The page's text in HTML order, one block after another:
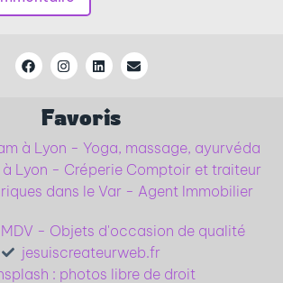
Favoris
à Lyon - Yoga, massage, ayurvéda
Lyon - Créperie Comptoir et traiteur
dans le Var - Agent Immobilier
- Objets d'occasion de qualité
jesuiscreateurweb.fr
: photos libre de droit